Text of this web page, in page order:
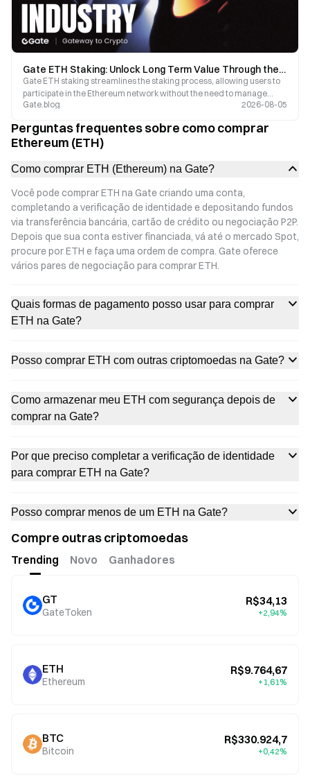
Gate ETH Staking: Unlock Long Term Value Through the Ethereum Ecosystem
Gate ETH staking streamlines the staking process, allowing users to
participate in the Ethereum network without the need to manage
validator nodes themselves.
Gate.blog 2026-08-05
Perguntas frequentes sobre como comprar
Ethereum (ETH)
Como comprar ETH (Ethereum) na Gate?
Você pode comprar ETH na Gate criando uma conta,
completando a verificação de identidade e depositando fundos
via transferência bancária, cartão de crédito ou negociação P2P.
Depois que sua conta estiver financiada, vá até o mercado Spot,
procure por ETH e faça uma ordem de compra. Gate oferece
vários pares de negociação para comprar ETH.
Quais formas de pagamento posso usar para comprar
ETH na Gate?
Posso comprar ETH com outras criptomoedas na Gate?
Como armazenar meu ETH com segurança depois de
comprar na Gate?
Por que preciso completar a verificação de identidade
para comprar ETH na Gate?
Posso comprar menos de um ETH na Gate?
Compre outras criptomoedas
Trending Novo Ganhadores
GT
GateToken
R$34,13
+2,94%
ETH
Ethereum
R$9.764,67
+1,61%
BTC
Bitcoin
R$330.924,7
+0,42%